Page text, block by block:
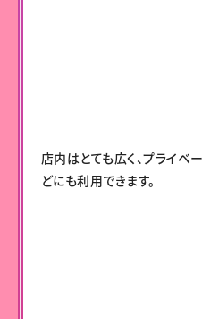
店内はとても広く、プライベ
どにも利用できます。